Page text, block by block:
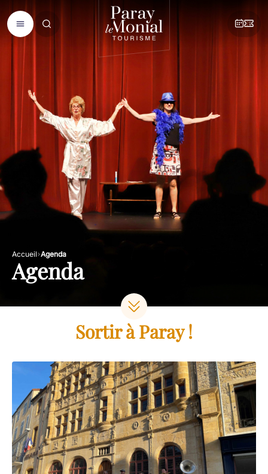
Accueil Agenda
Agenda
Sortir à Paray !